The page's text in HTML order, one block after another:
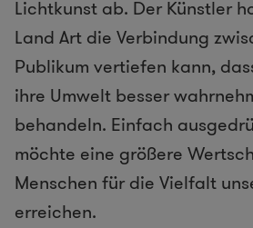
Lichtkunst ab. Der Künstler
Land Art die Verbindung
Publikum vertiefen kann,
ihre Umwelt besser
behandeln. Einfach
möchte eine größere
Menschen für die Vielfalt
erreichen.